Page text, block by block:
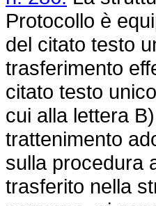
Protocollo è
del citato testo
trasferimento
citato testo
cui alla lettera
trattenimento
sulla procedura
trasferito nella